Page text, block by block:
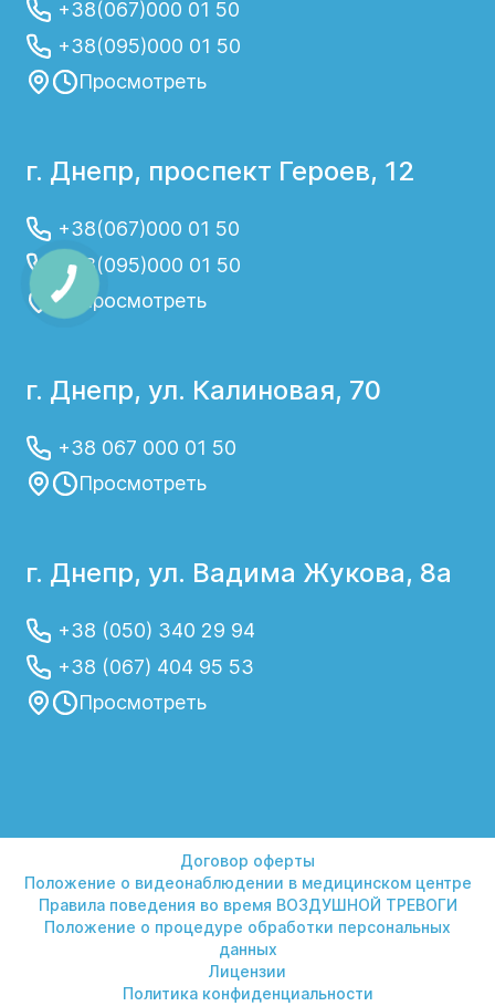
+38(067)000 01 50
+38(095)000 01 50
Просмотреть
г. Днепр, проспект Героев, 12
+38(067)000 01 50
+38(095)000 01 50
Просмотреть
г. Днепр, ул. Калиновая, 70
+38 067 000 01 50
Просмотреть
г. Днепр, ул. Вадима Жукова, 8а
+38 (050) 340 29 94
+38 (067) 404 95 53
Просмотреть
Договор оферты
Положение о видеонаблюдении в медицинском центре
Правила поведения во время ВОЗДУШНОЙ ТРЕВОГИ
Положение о процедуре обработки персональных
данных
Лицензии
Политика конфиденциальности